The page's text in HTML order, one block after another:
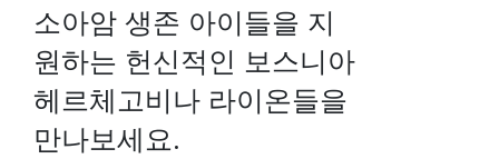
소아암 생존 아이들을 지
원하는 헌신적인 보스니아
헤르체고비나 라이온들을
만나보세요.